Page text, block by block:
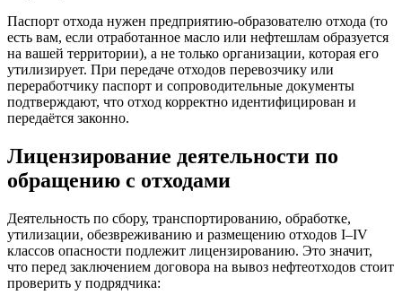
Паспорт отхода нужен предприятию-образователю отхода (то
есть вам, если отработанное масло или нефтешлам образуется
на вашей территории), а не только организации, которая его
утилизирует. При передаче отходов перевозчику или
переработчику паспорт и сопроводительные документы
подтверждают, что отход корректно идентифицирован и
передаётся законно.
Лицензирование деятельности по
обращению с отходами
Деятельность по сбору, транспортированию, обработке,
утилизации, обезвреживанию и размещению отходов I–IV
классов опасности подлежит лицензированию. Это значит,
что перед заключением договора на вывоз нефтеотходов стоит
проверить у подрядчика: